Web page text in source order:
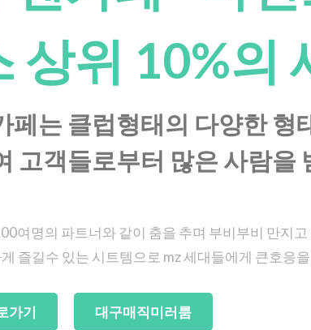
상위 10%의
페는 클럽형태의 다양한 형
고객들로부터 많은 사람을
여명의 파트너와 같이 춤을 추며 부비부비 만지
즐길수 있는 시트템으로 mz 세대들에게 큰호응